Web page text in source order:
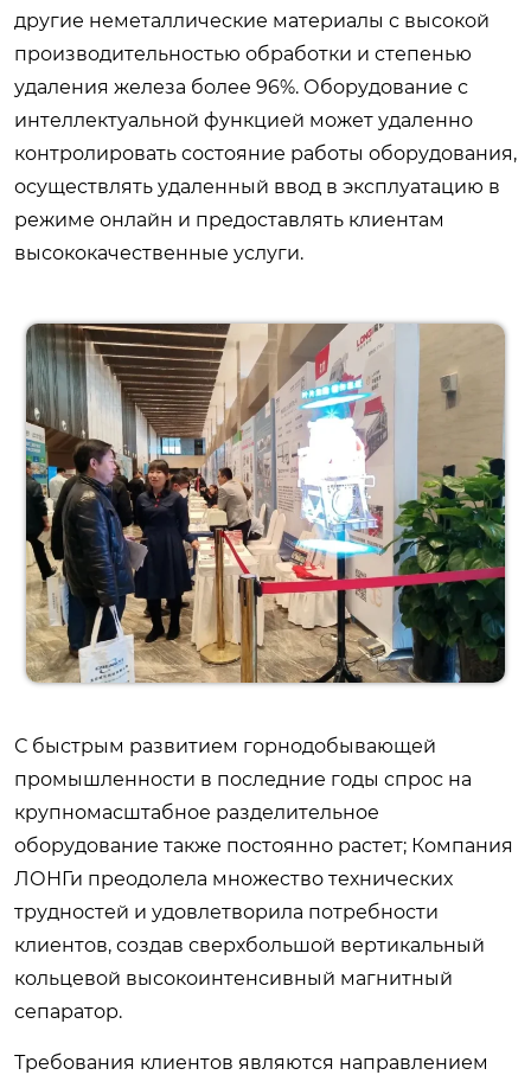
другие неметаллические материалы с высокой
производительностью обработки и степенью
удаления железа более 96%. Оборудование с
интеллектуальной функцией может удаленно
контролировать состояние работы оборудования,
осуществлять удаленный ввод в эксплуатацию в
режиме онлайн и предоставлять клиентам
высококачественные услуги.
С быстрым развитием горнодобывающей
промышленности в последние годы спрос на
крупномасштабное разделительное
оборудование также постоянно растет; Компания
ЛОНГи преодолела множество технических
трудностей и удовлетворила потребности
клиентов, создав сверхбольшой вертикальный
кольцевой высокоинтенсивный магнитный
сепаратор.
Требования клиентов являются направлением